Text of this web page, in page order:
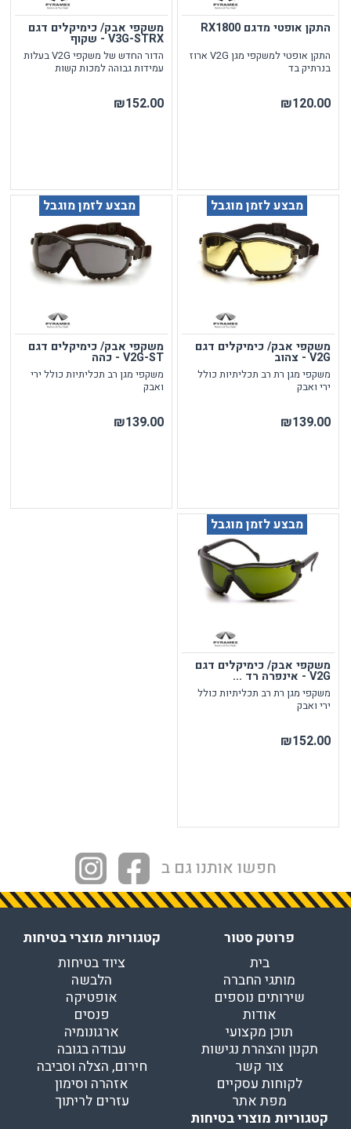
התקן אופטי מדגם RX1800
התקן אופטי למשקפי מגן V2G ארוז
בנרתיק בד
₪120.00
משקפי אבק/ כימיקלים דגם
V3G-STRX - שקוף
הדור החדש של משקפי V2G בעלות
עמידות גבוהה למכות קשות
₪152.00
מבצע לזמן מוגבל
משקפי אבק/ כימיקלים דגם
V2G - צהוב
משקפי מגן רת רב תכליתיות כולל
ירי ואבק
₪139.00
מבצע לזמן מוגבל
משקפי אבק/ כימיקלים דגם
V2G-ST - כהה
משקפי מגן רב תכליתיות כולל ירי
ואבק
₪139.00
מבצע לזמן מוגבל
משקפי אבק/ כימיקלים דגם
V2G - אינפרה רד ...
משקפי מגן רת רב תכליתיות כולל
ירי ואבק
₪152.00
חפשו אותנו גם ב
פרוטק סטור
בית
מותגי החברה
שירותים נוספים
אודות
תוכן מקצועי
תקנון והצהרת נגישות
צור קשר
לקוחות עסקיים
מפת אתר
קטגוריות מוצרי בטיחות
ציוד בטיחות
הלבשה
אופטיקה
פנסים
ארגונומיה
עבודה בגובה
חירום, הצלה וסביבה
אזהרה וסימון
עזרים לריתוך
קטגוריות מוצרי בטיחות